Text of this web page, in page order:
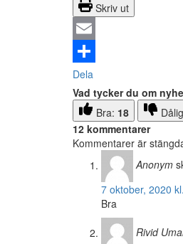
Skriv ut
Email
Dela
Vad tycker du om
Bra: 18
12 kommentarer
Kommentarer är
Anonym
7 oktober, 2020
Bra
Rivid